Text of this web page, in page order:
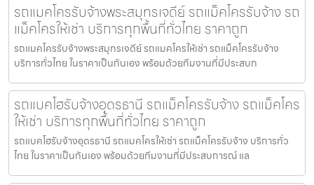
รถแมคโครรับจ้างพระสมุทรเจดีย์ รถแม็คโครรับจ้าง รถ
แม็คโครให้เช่า บริการทุกพื้นที่ทั่วไทย ราคาถูก
รถแมคโครรับจ้างพระสมุทรเจดีย์ รถแมคโครให้เช่า รถแม็คโครรับจ้าง
บริการทั่วไทย ในราคาเป็นกันเอง พร้อมด้วยทีมงานที่มีประสบก
รถแบคโฮรับจ้างอุดรธานี รถแม็คโครรับจ้าง รถแม็คโคร
ให้เช่า บริการทุกพื้นที่ทั่วไทย ราคาถูก
รถแบคโฮรับจ้างอุดรธานี รถแมคโครให้เช่า รถแม็คโครรับจ้าง บริการทั่ว
ไทย ในราคาเป็นกันเอง พร้อมด้วยทีมงานที่มีประสบการณ์ แล